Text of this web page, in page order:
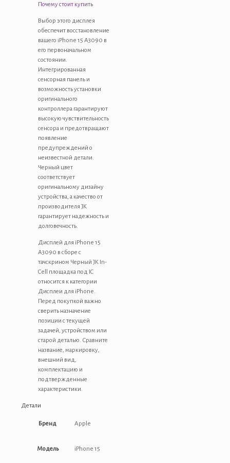
Почему стоит купить
Выбор этого дисплея
обеспечит восстановление
вашего iPhone 15 A3090 в
его первоначальном
состоянии.
Интегрированная
сенсорная панель и
возможность установки
оригинального
контроллера гарантируют
высокую чувствительность
сенсора и предотвращают
появление
предупреждений о
неизвестной детали.
Черный цвет
соответствует
оригинальному дизайну
устройства, а качество от
производителя JK
гарантирует надежность и
долговечность.
Дисплей для iPhone 15
A3090 в сборе с
тачскрином Черный JK In-
Cell площадка под IC
относится к категории
Дисплеи для iPhone.
Перед покупкой важно
сверить назначение
позиции с текущей
задачей, устройством или
старой деталью. Сравните
название, маркировку,
внешний вид,
комплектацию и
подтвержденные
характеристики.
Детали
Бренд Apple
Модель iPhone 15